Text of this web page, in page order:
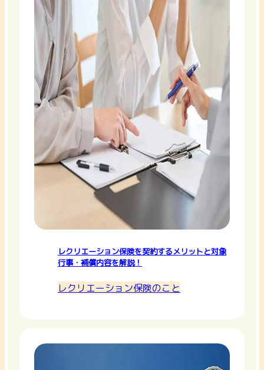
レクリエーション保険を契約するメリットと対象
行事・補償内容を解説！
レクリエーション保険のこと